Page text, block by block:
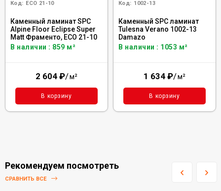
Код: ECO 21-10
Каменный ламинат SPC
Alpine Floor Eclipse Super
Matt Фраменто, ЕСО 21-10
В наличии : 859 м²
2 604 ₽/м²
В корзину
Код: 1002-13
Каменный SPC ламинат
Tulesna Verano 1002-13
Damazo
В наличии : 1053 м²
1 634 ₽/м²
В корзину
Рекомендуем посмотреть
СРАВНИТЬ ВСЕ